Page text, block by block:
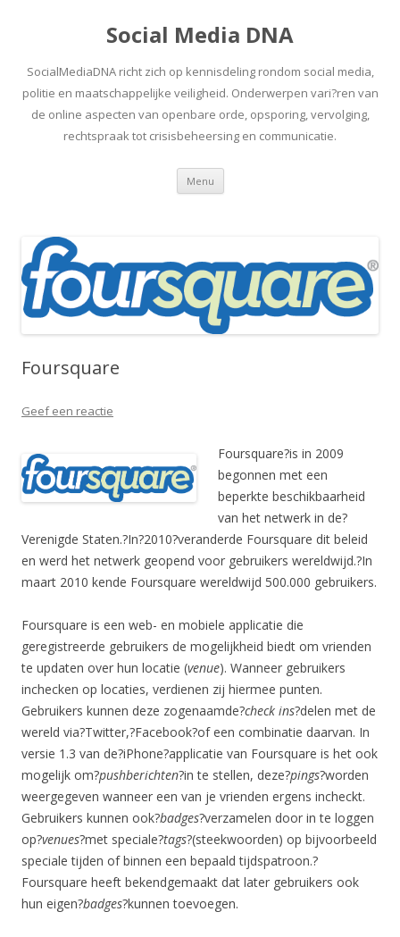
Social Media DNA
SocialMediaDNA richt zich op kennisdeling rondom social media,
politie en maatschappelijke veiligheid. Onderwerpen vari?ren van
de online aspecten van openbare orde, opsporing, vervolging,
rechtspraak tot crisisbeheersing en communicatie.
Menu Spring
inhoud
Foursquare
Geef een reactie
Foursquare?is in 2009
begonnen met een
beperkte beschikbaarheid
van het netwerk in de?
Verenigde Staten.?In?2010?veranderde Foursquare dit beleid
en werd het netwerk geopend voor gebruikers wereldwijd.?In
maart 2010 kende Foursquare wereldwijd 500.000 gebruikers.
Foursquare is een web- en mobiele applicatie die
geregistreerde gebruikers de mogelijkheid biedt om vrienden
te updaten over hun locatie (venue). Wanneer gebruikers
inchecken op locaties, verdienen zij hiermee punten.
Gebruikers kunnen deze zogenaamde?check ins?delen met de
wereld via?Twitter,?Facebook?of een combinatie daarvan. In
versie 1.3 van de?iPhone?applicatie van Foursquare is het ook
mogelijk om?pushberichten?in te stellen, deze?pings?worden
weergegeven wanneer een van je vrienden ergens incheckt.
Gebruikers kunnen ook?badges?verzamelen door in te loggen
op?venues?met speciale?tags?(steekwoorden) op bijvoorbeeld
speciale tijden of binnen een bepaald tijdspatroon.?
Foursquare heeft bekendgemaakt dat later gebruikers ook
hun eigen?badges?kunnen toevoegen.